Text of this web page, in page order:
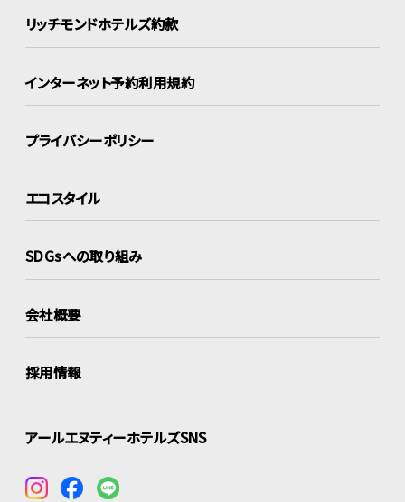
リッチモンドホテルズ約款
インターネット予約利用規約
プライバシーポリシー
エコスタイル
SDGsへの取り組み
会社概要
採用情報
アールエヌティーホテルズSNS